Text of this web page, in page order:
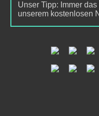
Unser Tipp: Immer
unserem kostenlosen